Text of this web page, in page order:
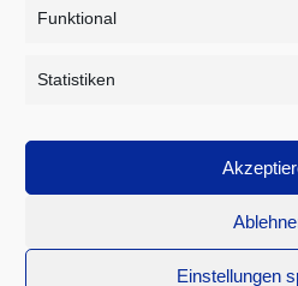
Funktional
Statistiken
Einstellungen